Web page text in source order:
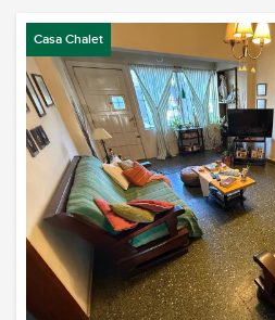
Casa Chalet